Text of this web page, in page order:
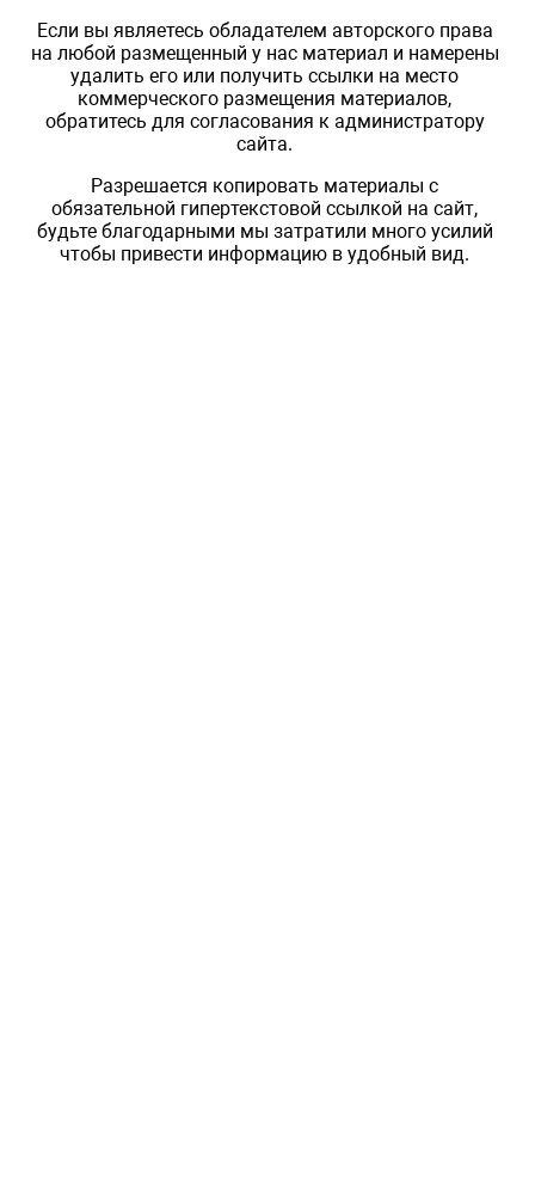
Если вы являетесь обладателем авторского права
на любой размещенный у нас материал и намерены
удалить его или получить ссылки на место
коммерческого размещения материалов,
обратитесь для согласования к администратору
сайта.
Разрешается копировать материалы с
обязательной гипертекстовой ссылкой на сайт,
будьте благодарными мы затратили много усилий
чтобы привести информацию в удобный вид.